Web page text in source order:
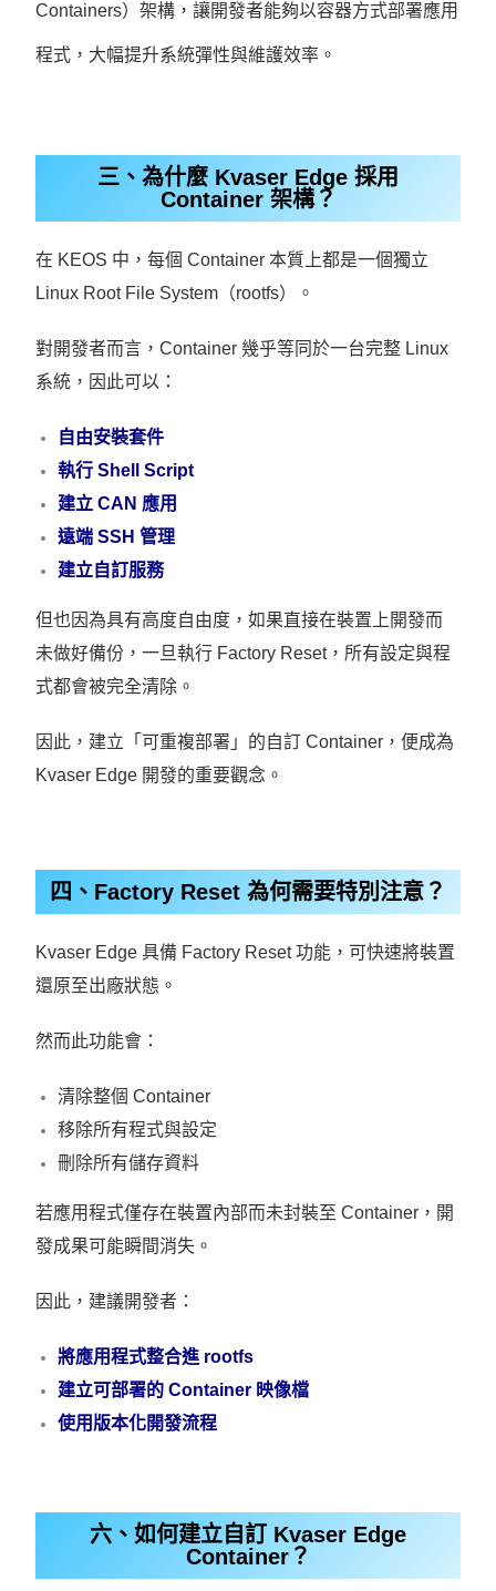
Containers）架構，讓開發者能夠以容器方式部署應用
程式，大幅提升系統彈性與維護效率。
三、為什麼 Kvaser Edge 採用
Container 架構？
在 KEOS 中，每個 Container 本質上都是一個獨立
Linux Root File System（rootfs）。
對開發者而言，Container 幾乎等同於一台完整 Linux
系統，因此可以：
自由安裝套件
執行 Shell Script
建立 CAN 應用
遠端 SSH 管理
建立自訂服務
但也因為具有高度自由度，如果直接在裝置上開發而
未做好備份，一旦執行 Factory Reset，所有設定與程
式都會被完全清除。
因此，建立「可重複部署」的自訂 Container，便成為
Kvaser Edge 開發的重要觀念。
四、Factory Reset 為何需要特別注意？
Kvaser Edge 具備 Factory Reset 功能，可快速將裝置
還原至出廠狀態。
然而此功能會：
清除整個 Container
移除所有程式與設定
刪除所有儲存資料
若應用程式僅存在裝置內部而未封裝至 Container，開
發成果可能瞬間消失。
因此，建議開發者：
將應用程式整合進 rootfs
建立可部署的 Container 映像檔
使用版本化開發流程
六、如何建立自訂 Kvaser Edge
Container？